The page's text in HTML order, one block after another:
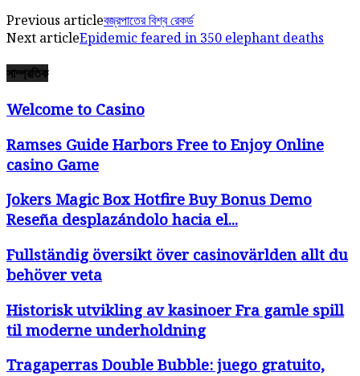
Previous articleবজ্রপাতের বিশ্ব রেকর্ড
Next articleEpidemic feared in 350 elephant deaths
সাম্প্রতিক
Welcome to Casino
Ramses Guide Harbors Free to Enjoy Online
casino Game
Jokers Magic Box Hotfire Buy Bonus Demo
Reseña desplazándolo hacia el...
Fullständig översikt över casinovärlden allt du
behöver veta
Historisk utvikling av kasinoer Fra gamle spill
til moderne underholdning
Tragaperras Double Bubble: juego gratuito,